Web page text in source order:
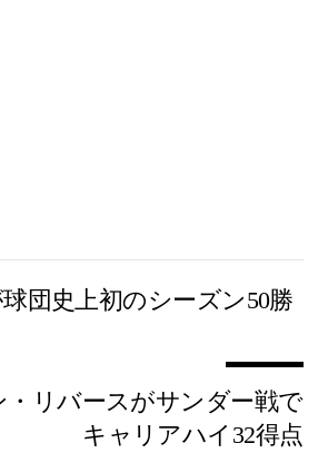
団史上初のシーズン50勝
・リバースがサンダー戦で
キャリアハイ32得点